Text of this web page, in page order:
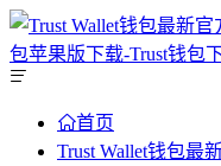
首页
Trust Wallet钱包最